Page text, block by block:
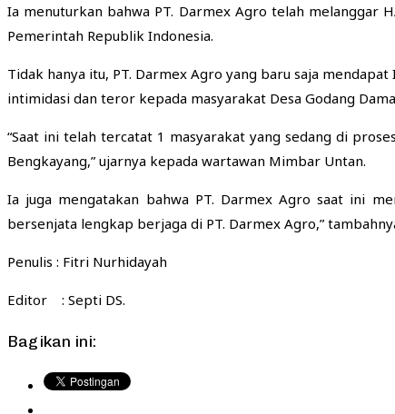
Ia menuturkan bahwa PT. Darmex Agro telah melanggar
Pemerintah Republik Indonesia.
Tidak hanya itu, PT. Darmex Agro yang baru saja
intimidasi dan teror kepada masyarakat Desa Godang
“Saat ini telah tercatat 1 masyarakat yang sedang di
Bengkayang,” ujarnya kepada wartawan Mimbar Untan.
Ia juga mengatakan bahwa PT. Darmex Agro saat ini
bersenjata lengkap berjaga di PT. Darmex Agro,”
Penulis : Fitri Nurhidayah
Editor : Septi DS.
Bagikan ini: